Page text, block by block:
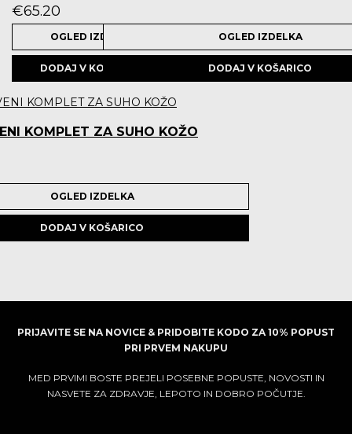
€65.20
OGLED IZDELKA
DODAJ V KOŠARICO
OGLED IZDELKA
DODAJ V KOŠARICO
KOMPLET ZA SUHO KOŽO
OGLED IZDELKA
DODAJ V KOŠARICO
PRIJAVITE SE NA NOVICE & PRIDOBITE KODO ZA 10% POPUST
PRI PRVEM NAKUPU
MED PRVIMI BOSTE PREJELI POSEBNE POPUSTE, NOVOSTI IN
NASVETE ZA ZDRAVJE, LEPOTO IN DOBRO POČUTJE.